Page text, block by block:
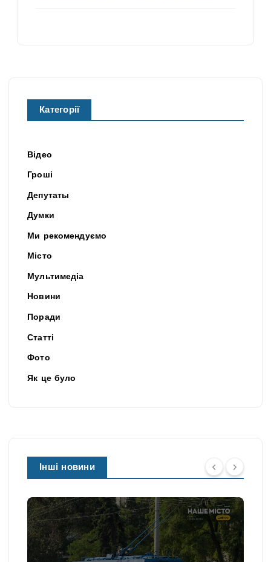
Категорії
Відео
Гроші
Депутаты
Думки
Ми рекомендуємо
Місто
Мультимедіа
Новини
Поради
Статті
Фото
Як це було
Інші новини